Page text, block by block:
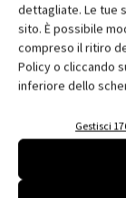
dettagliate. Le tue
sito. È possibile
compreso il ritiro
Policy o cliccando
inferiore dello
Gestisci
EDICOLA